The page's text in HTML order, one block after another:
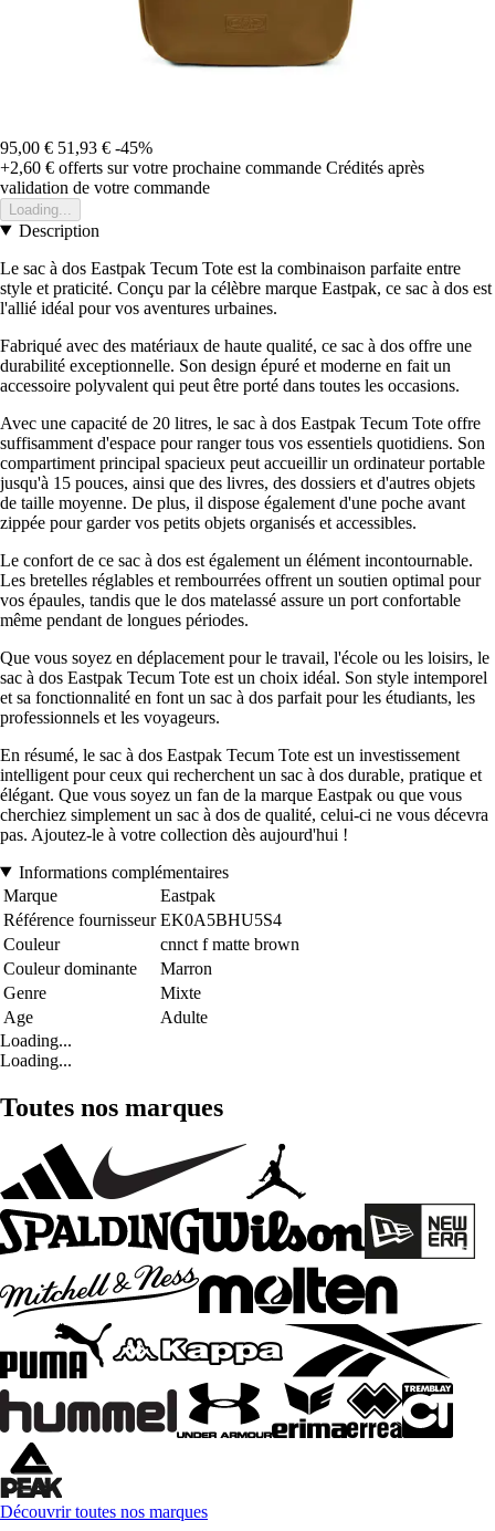
95,00 € 51,93 € -45%
+2,60 € offerts sur votre prochaine commande Crédités après
validation de votre commande
Loading...
Description
Le sac à dos Eastpak Tecum Tote est la combinaison parfaite entre
style et praticité. Conçu par la célèbre marque Eastpak, ce sac à dos est
l'allié idéal pour vos aventures urbaines.
Fabriqué avec des matériaux de haute qualité, ce sac à dos offre une
durabilité exceptionnelle. Son design épuré et moderne en fait un
accessoire polyvalent qui peut être porté dans toutes les occasions.
Avec une capacité de 20 litres, le sac à dos Eastpak Tecum Tote offre
suffisamment d'espace pour ranger tous vos essentiels quotidiens. Son
compartiment principal spacieux peut accueillir un ordinateur portable
jusqu'à 15 pouces, ainsi que des livres, des dossiers et d'autres objets
de taille moyenne. De plus, il dispose également d'une poche avant
zippée pour garder vos petits objets organisés et accessibles.
Le confort de ce sac à dos est également un élément incontournable.
Les bretelles réglables et rembourrées offrent un soutien optimal pour
vos épaules, tandis que le dos matelassé assure un port confortable
même pendant de longues périodes.
Que vous soyez en déplacement pour le travail, l'école ou les loisirs, le
sac à dos Eastpak Tecum Tote est un choix idéal. Son style intemporel
et sa fonctionnalité en font un sac à dos parfait pour les étudiants, les
professionnels et les voyageurs.
En résumé, le sac à dos Eastpak Tecum Tote est un investissement
intelligent pour ceux qui recherchent un sac à dos durable, pratique et
élégant. Que vous soyez un fan de la marque Eastpak ou que vous
cherchiez simplement un sac à dos de qualité, celui-ci ne vous décevra
pas. Ajoutez-le à votre collection dès aujourd'hui !
Informations complémentaires
Marque
Eastpak
Référence fournisseur EK0A5BHU5S4
Couleur
cnnct f matte brown
Couleur dominante
Marron
Genre
Mixte
Age
Adulte
Loading...
Loading...
Toutes nos marques
Découvrir toutes nos marques